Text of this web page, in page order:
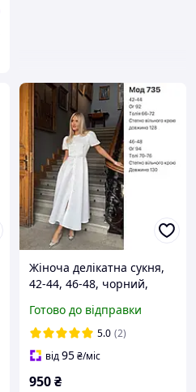
Жіноча делікатна сукня,
42-44, 46-48, чорний,
костюм люкс.
Готово до відправки
5.0 (2)
від95₴/міс
950₴